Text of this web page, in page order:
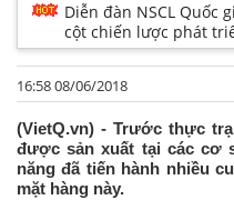
Diễn đàn NSCL Quốc
cột chiến lược phát
16:58 08/06/2018
(VietQ.vn) - Trước thực
được sản xuất tại các cơ
năng đã tiến hành nhiều
mặt hàng này.